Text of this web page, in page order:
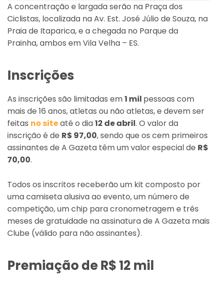
A concentração e largada serão na Praça dos
Ciclistas, localizada na Av. Est. José Júlio de Souza, na
Praia de Itaparica, e a chegada no Parque da
Prainha, ambos em Vila Velha – ES.
Inscrições
As inscrições são limitadas em1 mil pessoas com
mais de 16 anos, atletas ou não atletas, e devem ser
feitas no siteaté o dia12 de abril. O valor da
inscrição é de R$ 97,00, sendo que os cem primeiros
assinantes de A Gazeta têm um valor especial de R$
70,00.
Todos os inscritos receberão um kit composto por
uma camiseta alusiva ao evento, um número de
competição, um chip para cronometragem e três
meses de gratuidade na assinatura de A Gazeta mais
Clube (válido para não assinantes).
Premiação de R$ 12 mil